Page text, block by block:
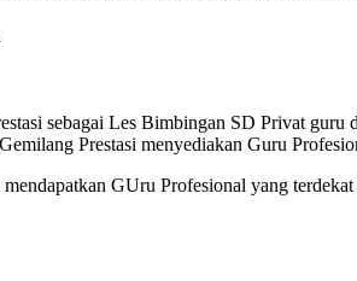
sebagai Les Bimbingan SD Privat
Prestasi menyediakan Guru
GUru Profesional yang